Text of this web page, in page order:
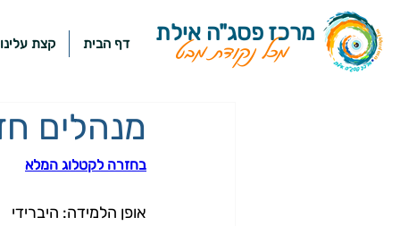
מכל נקודת מבט
מרכז פסג"ה אילת דף הבית קצת עלינו
מנהלים
בחזרה לקטלוג המלא
אופן הלמידה: היברידי